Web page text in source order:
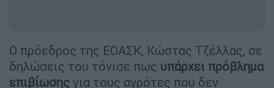
Ο πρόεδρος της ΕΟΑΣΚ, Κώστας Τζέλλας, σε
δηλώσεις του τόνισε πως υπάρχει πρόβλημα
επιβίωσης για τους αγρότες που δεν